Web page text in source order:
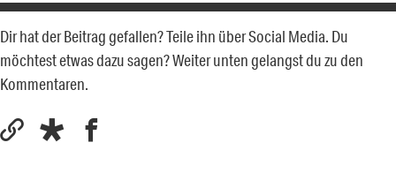
Dir hat der Beitrag gefallen? Teile ihn über Social Media. Du
möchtest etwas dazu sagen? Weiter unten gelangst du zu den
Kommentaren.